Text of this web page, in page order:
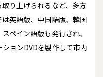
り上げられるなど、多方
英語版、中国語版、韓国
ペイン語版も発行され、
ョンDVDを製作して市内